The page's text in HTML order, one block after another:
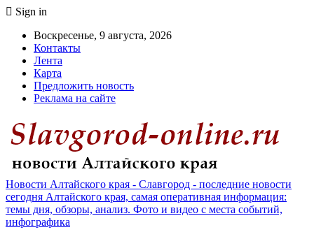
Sign in
Воскресенье, 9 августа, 2026
Контакты
Лента
Карта
Предложить новость
Реклама на сайте
Новости Алтайского края - Славгород - последние новости
сегодня Алтайского края, самая оперативная информация:
темы дня, обзоры, анализ. Фото и видео с места событий,
инфографика